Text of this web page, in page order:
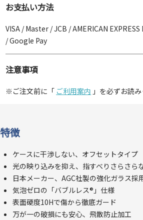
お支払い方法
VISA / Master / JCB / AMERICAN
/ Google Pay
注意事項
※ご注文前に「 ご利用案内 」を必ずお読み
特徴
ケースに干渉しない、オフセットタイプ
光の映り込みを抑え、指すべりさらさら
日本メーカー、AGC社製の強化ガラス採
気泡ゼロの「バブルレス®」仕様
表面硬度10Hで傷から徹底ガード
万が一の破損にも安心、飛散防止加工